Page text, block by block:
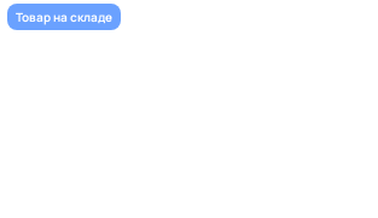
Товар на складе